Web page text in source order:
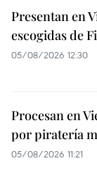
Presentan en
escogidas de
05/08/2026 12:30
Procesan en
por piratería
05/08/2026 11:21